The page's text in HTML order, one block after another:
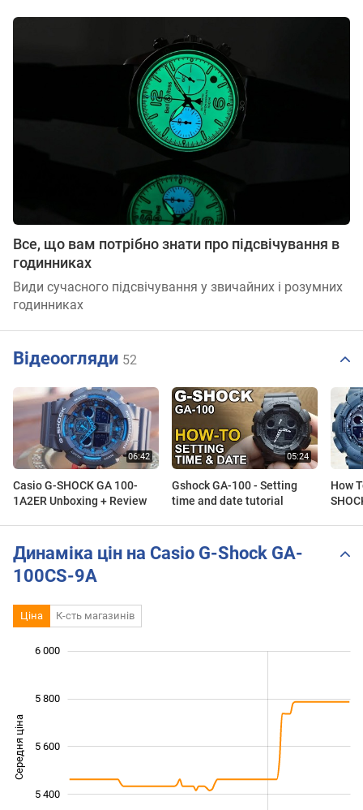
Все, що вам потрібно знати про підсвічування в
годинниках
Види сучасного підсвічування у звичайних і розумних
годинниках
Відеоогляди 52
Casio G-SHOCK GA 100-
1A2ER Unboxing + Review
Gshock GA-100 - Setting
time and date tutorial
How
Динаміка цін на Casio G-Shock GA-
100CS-9A
Ціна К-сть магазинів
Середня ціна 5 200
5 400
5 600
5 800
6 000